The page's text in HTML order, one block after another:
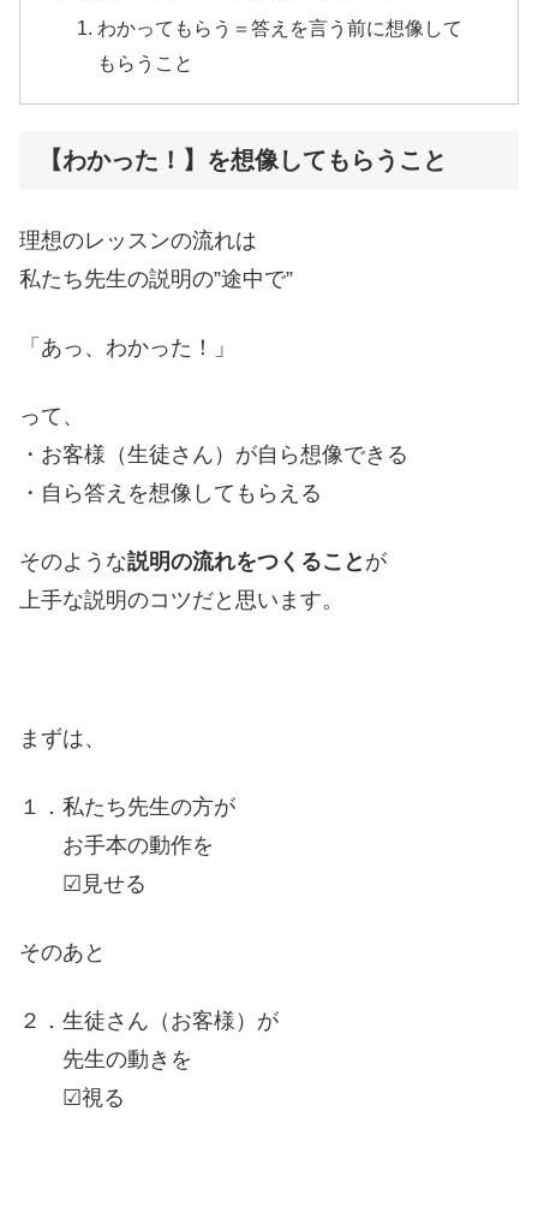
わかってもらう＝答えを言う前に想像して
もらうこと
【わかった！】を想像してもらうこと
理想のレッスンの流れは
私たち先生の説明の”途中で”
「あっ、わかった！」
って、
・お客様（生徒さん）が自ら想像できる
・自ら答えを想像してもらえる
そのような説明の流れをつくること が
上手な説明のコツだと思います。
まずは、
１．私たち先生の方が
お手本の動作を
☑見せる
そのあと
２．生徒さん（お客様）が
先生の動きを
☑視る